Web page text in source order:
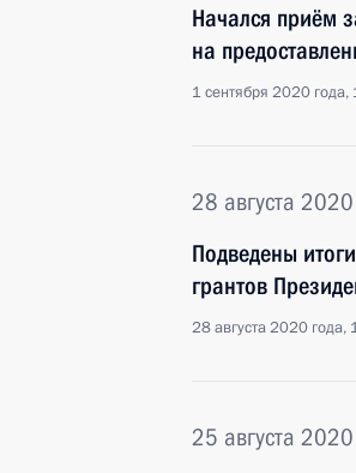
Начался приём
на
1 сентября 2020
28 августа
Подведены
грантов
28 августа 2020 года,
25 августа